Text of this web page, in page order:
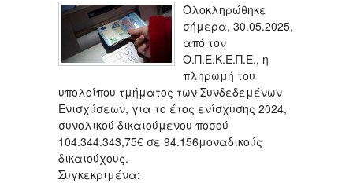
Ολοκληρώθηκε
σήμερα, 30.05.2025,
από τον
Ο.Π.Ε.Κ.Ε.Π.Ε., η
πληρωμή του
υπολοίπου τμήματος των Συνδεδεμένων
Ενισχύσεων, για το έτος ενίσχυσης 2024,
συνολικού δικαιούμενου ποσού
104.344.343,75€ σε 94.156μοναδικούς
δικαιούχους.
Συγκεκριμένα: